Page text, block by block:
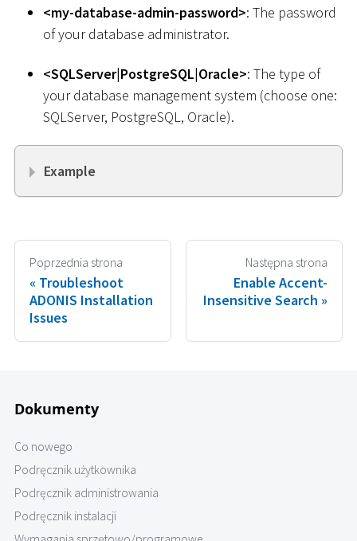
<my-database-admin-password>: The password
of your database administrator.
<SQLServer|PostgreSQL|Oracle>: The type of
your database management system (choose one:
SQLServer, PostgreSQL, Oracle).
Example
Poprzednia strona
Troubleshoot
ADONIS Installation
Issues
Następna strona
Enable Accent-
Insensitive Search
Dokumenty
Co nowego
Podręcznik użytkownika
Podręcznik administrowania
Podręcznik instalacji